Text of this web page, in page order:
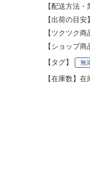
【配送方法
【出荷の目
【ツクツク
【ショップ商
【タグ】
無
【在庫数】在